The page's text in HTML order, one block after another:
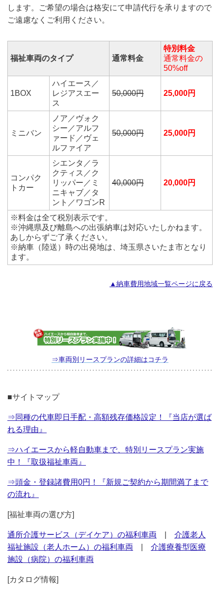
します。ご希望の場合は格安にて申請代行を承りますので
ご遠慮なくご利用ください。
福祉車両のタイプ 通常料金
特別料金
通常料金の
50%off
1BOX
ハイエース／
レジアスエー
ス
50,000円 25,000円
ミニバン
ノア／ヴォク
シー／アルフ
ァード／ヴェ
ルファイア
50,000円 25,000円
コンパク
トカー
シエンタ／ラ
クティス／ク
リッパー／ミ
ニキャブ／タ
ント／ワゴンR
40,000円 20,000円
※料金は全て税別表示です。
※沖縄県及び離島への出張納車は対応いたしかねます。
あしからずご了承ください。
※納車（陸送）時の出発地は、埼玉県さいたま市となり
ます。
▲納車費用地域一覧ページに戻る
⇒車両別リースプランの詳細はコチラ
■サイトマップ
⇒同種の代車即日手配・高額残存価格設定！『当店が選ば
れる理由』
⇒ハイエースから軽自動車まで、特別リースプラン実施
中！『取扱福祉車両』
⇒頭金・登録諸費用0円！『新規ご契約から期間満了まで
の流れ』
[福祉車両の選び方]
通所介護サービス（デイケア）の福利車両
介護老人
福祉施設（老人ホーム）の福利車両
介護療養型医療
施設（病院）の福利車両
[カタログ情報]